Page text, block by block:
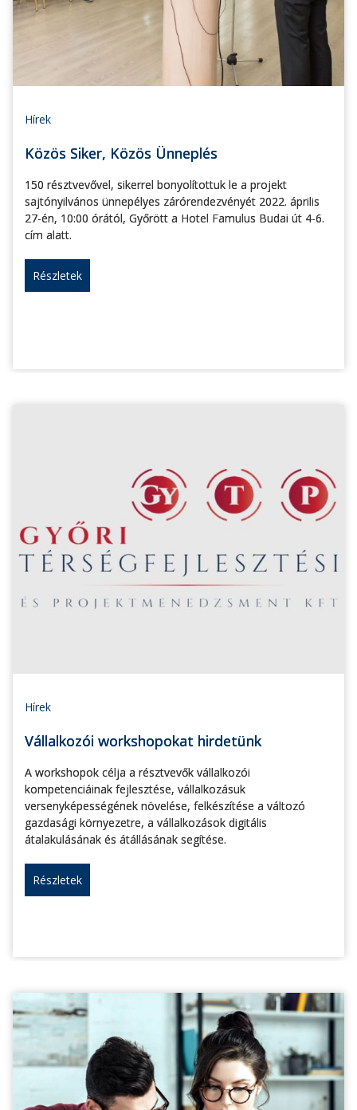
Hírek
Közös Siker, Közös Ünneplés
150 résztvevővel, sikerrel bonyolítottuk le a projekt
sajtónyilvános ünnepélyes zárórendezvényét 2022. április
27-én, 10:00 órától, Győrött a Hotel Famulus Budai út 4-6.
cím alatt.
Részletek
Hírek
Vállalkozói workshopokat hirdetünk
A workshopok célja a résztvevők vállalkozói
kompetenciáinak fejlesztése, vállalkozásuk
versenyképességének növelése, felkészítése a változó
gazdasági környezetre, a vállalkozások digitális
átalakulásának és átállásának segítése.
Részletek